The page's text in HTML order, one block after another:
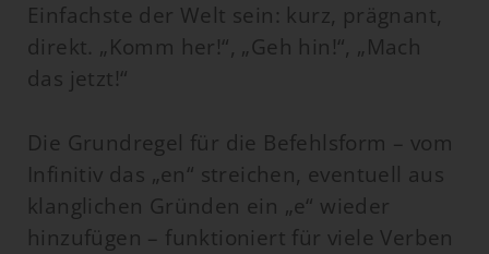
Einfachste der Welt sein: kurz, prägnant,
direkt. „Komm her!“, „Geh hin!“, „Mach
das jetzt!“
Die Grundregel für die Befehlsform – vom
Infinitiv das „en“ streichen, eventuell aus
klanglichen Gründen ein „e“ wieder
hinzufügen – funktioniert für viele Verben